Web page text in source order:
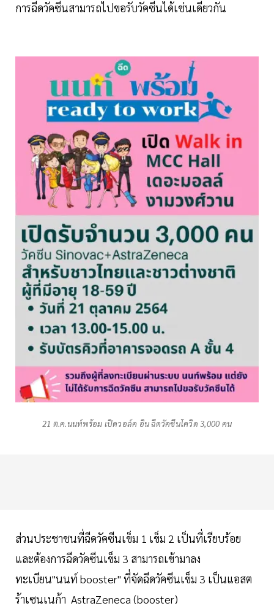
การฉีดวัคซีนสามารถไปขอรับวัคซีนได้เช่นเดียวกัน
21 ต.ค.นนท์พร้อม เปิดวอล์ค อิน ฉีดวัคซีนโควิด 3,000 คน
ส่วนประชาชนที่ฉีดวัคซีนเข็ม 1 เข็ม 2 เป็นที่เรียบร้อย
และต้องการฉีดวัคซีนเข็ม 3 สามารถเข้ามาลง
ทะเบียน"นนท์ booster" ที่จัดฉีดวัคซีนเข็ม 3 เป็นแอสต
ร้าเซนเนก้า AstraZeneca (booster)